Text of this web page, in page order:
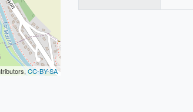
CC-BY-SA